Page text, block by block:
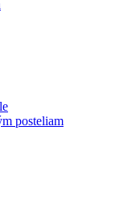
posteliam